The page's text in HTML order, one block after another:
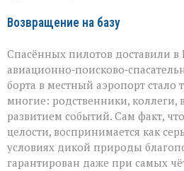
Возвращение на базу
Спасённых пилотов доставили в
борта в местный аэропорт стало
многие: родственники, коллеги,
развитием событий. Сам факт,
целости, воспринимается как
условиях дикой природы
гарантирован даже при самых